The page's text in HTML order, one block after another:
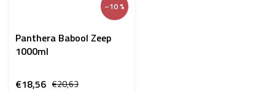
–10 %
Panthera Babool Zeep
1000ml
€20,63
€18,56